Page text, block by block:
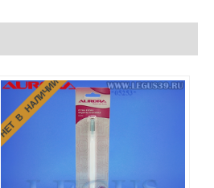
НЕТ В НАЛИЧИИ